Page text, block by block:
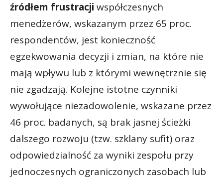
źródłem frustracji współczesnych
menedżerów, wskazanym przez 65 proc.
respondentów, jest konieczność
egzekwowania decyzji i zmian, na które nie
mają wpływu lub z którymi wewnętrznie się
nie zgadzają. Kolejne istotne czynniki
wywołujące niezadowolenie, wskazane przez
46 proc. badanych, są brak jasnej ścieżki
dalszego rozwoju (tzw. szklany sufit) oraz
odpowiedzialność za wyniki zespołu przy
jednoczesnych ograniczonych zasobach lub